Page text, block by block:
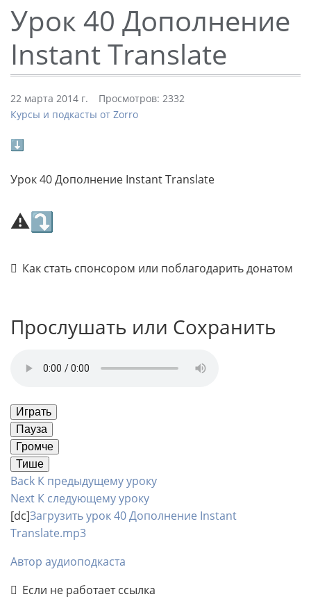
Урок 40 Дополнение
Instant Translate
22 марта 2014 г.
Просмотров: 2332
Курсы и подкасты от Zorro
⬇
Урок 40 Дополнение Instant Translate
⚠⤵
Как стать спонсором или поблагодарить донатом
Прослушать или Сохранить
Играть
Пауза
Громче
Тише
Back К предыдущему уроку
Next К следующему уроку
[dc]Загрузить урок 40 Дополнение Instant
Translate.mp3
Автор аудиоподкаста
Если не работает ссылка